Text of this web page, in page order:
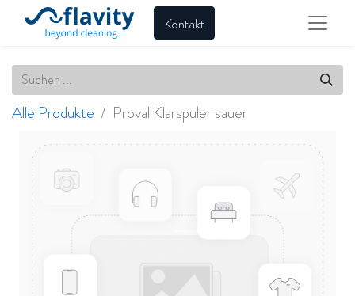
Kontakt
Alle Produkte Proval Klarspüler sauer